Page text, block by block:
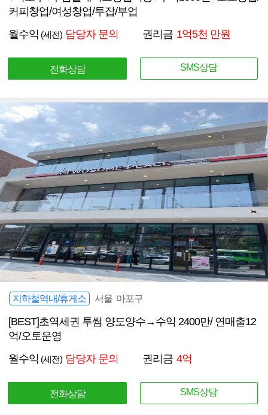
커피창업/여성창업/투잡/부업
월수익 (세전) 담당자 문의 권리금 1억5천 만원
전화상담 SMS상담
지하철역내/휴게소 서울 마포구
[BEST]초역세권 투썸 양도양수→수익 2400만/ 연매출12
억/오토운영
월수익 (세전) 담당자 문의 권리금 4억
전화상담 SMS상담